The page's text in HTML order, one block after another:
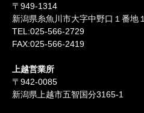
〒949-1314
新潟県糸魚川市大字中野口１番地１
TEL:025-566-2729
FAX:025-566-2419
上越営業所
〒942-0085
新潟県上越市五智国分3165-1